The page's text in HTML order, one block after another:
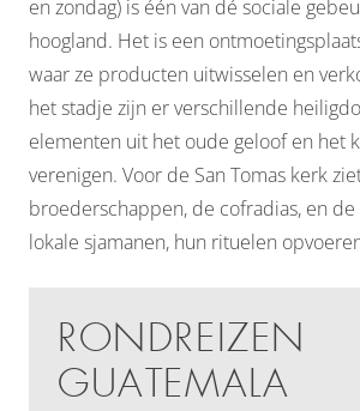
en zondag) is één van dé sociale
hoogland. Het is een
waar ze producten uitwisselen en
het stadje zijn er verschillende
elementen uit het oude geloof en het
verenigen. Voor de San Tomas kerk
broederschappen, de cofradias, en de
lokale sjamanen, hun rituelen
RONDREIZEN
GUATEMALA